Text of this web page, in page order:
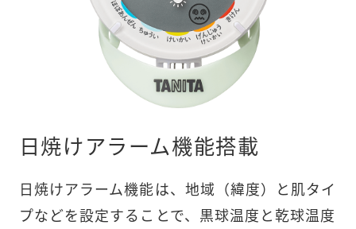
日焼けアラーム機能搭載
日焼けアラーム機能は、地域（緯度）と肌タイ
プなどを設定することで、黒球温度と乾球温度